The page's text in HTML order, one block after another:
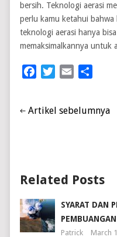
bersih. Teknologi aerasi
perlu kamu ketahui
teknologi aerasi hanya
memaksimalkannya untuk
FacebookTwitterEmail
Artikel sebelumnya
Related Posts
SYARAT DAN
Patrick March